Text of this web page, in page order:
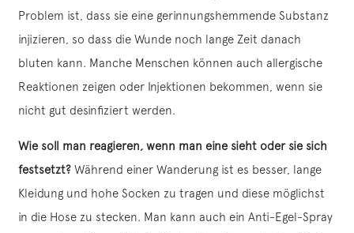
Problem ist, dass sie eine gerinnungshemmende Substanz
injizieren, so dass die Wunde noch lange Zeit danach
bluten kann. Manche Menschen können auch allergische
Reaktionen zeigen oder Injektionen bekommen, wenn sie
nicht gut desinfiziert werden.
Wie soll man reagieren, wenn man eine sieht oder sie sich
festsetzt? Während einer Wanderung ist es besser, lange
Kleidung und hohe Socken zu tragen und diese möglichst
in die Hose zu stecken. Man kann auch ein Anti-Egel-Spray